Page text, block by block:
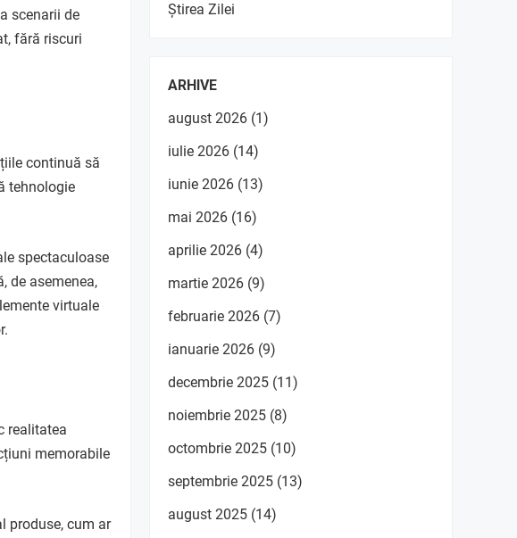
scenarii de
fără riscuri
continuă să
tehnologie
spectaculoase
de asemenea,
virtuale
realitatea
memorabile
produse, cum ar
Știrea Zilei
ARHIVE
august 2026 (1)
iulie 2026 (14)
iunie 2026 (13)
mai 2026 (16)
aprilie 2026 (4)
martie 2026 (9)
februarie 2026 (7)
ianuarie 2026 (9)
decembrie 2025 (11)
noiembrie 2025 (8)
octombrie 2025 (10)
septembrie 2025 (13)
august 2025 (14)